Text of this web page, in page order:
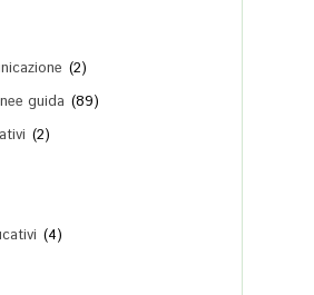
(2)
(89)
(2)
(4)